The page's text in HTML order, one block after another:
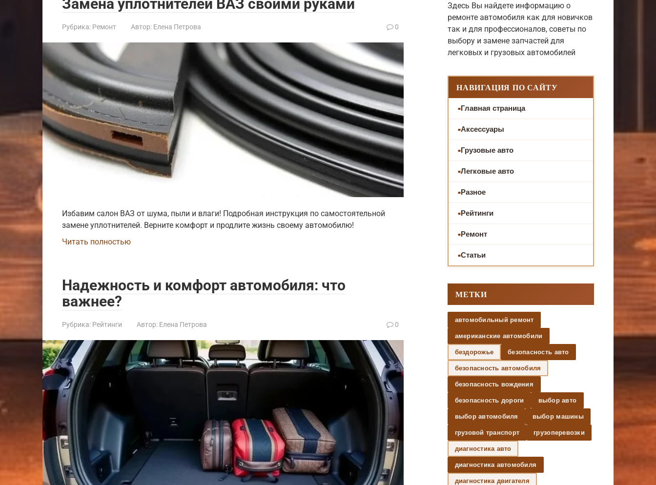
Замена уплотнителей ВАЗ своими руками
Рубрика: Ремонт Автор: Елена Петрова 0
Избавим салон ВАЗ от шума, пыли и влаги! Подробная инструкция по самостоятельной
замене уплотнителей. Верните комфорт и продлите жизнь своему автомобилю!
Читать полностью
Надежность и комфорт автомобиля: что
важнее?
Рубрика: Рейтинги Автор: Елена Петрова 0
Здесь Вы найдете информацию о
ремонте автомобиля как для новичков
так и для профессионалов, советы по
выбору и замене запчастей для
легковых и грузовых автомобилей
НАВИГАЦИЯ ПО САЙТУ
Главная страница
Аксессуары
Грузовые авто
Легковые авто
Разное
Рейтинги
Ремонт
Статьи
МЕТКИ
автомобильный ремонт
американские автомобили
бездорожье безопасность авто
безопасность автомобиля
безопасность вождения
безопасность дороги выбор авто
выбор автомобиля выбор машины
грузовой транспорт грузоперевозки
диагностика авто
диагностика автомобиля
диагностика двигателя